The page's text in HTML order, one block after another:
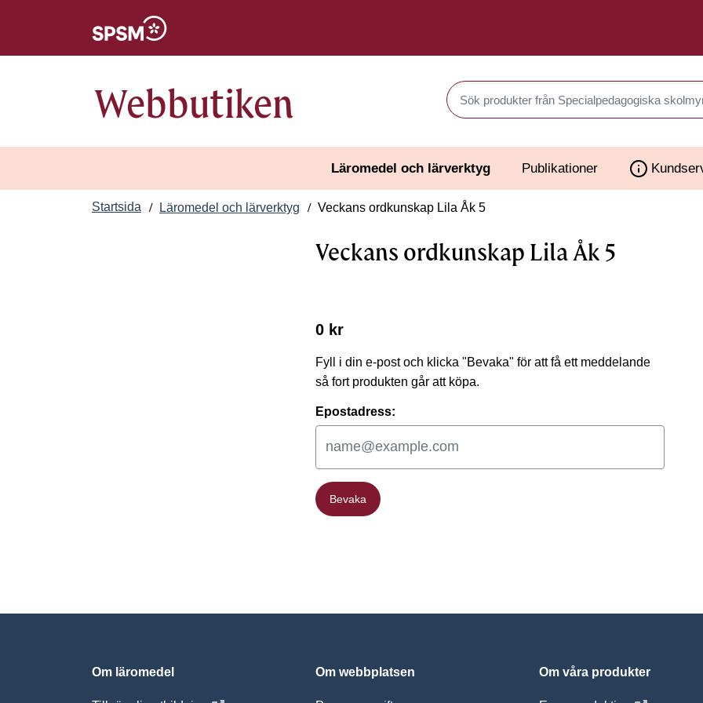
Webbutiken Sök produkter i Webbutiken
Läromedel och lärverktyg Publikationer
Startsida Läromedel och lärverktyg Veckans ordkunskap Lila Åk 5
Veckans ordkunskap Lila Åk 5
0 kr
Fyll i din e-post och klicka "Bevaka" för att få ett meddelande
så fort produkten går att köpa.
Epostadress:
Bevaka
Bevaka
Om läromedel Om webbplatsen Om våra produkter